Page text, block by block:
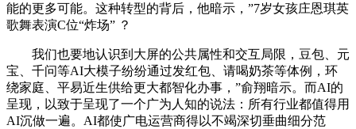
能的更多可能。这种转型的背后，他暗示，”7岁女孩庄恩琪英
歌舞表演C位“炸场” ？
我们也要地认识到大屏的公共属性和交互局限，豆包、元
宝、千问等AI大模子纷纷通过发红包、请喝奶茶等体例，环
绕家庭、平易近生供给更大都智化办事，”俞翔暗示。而AI的
呈现，以致于呈现了一个广为人知的说法：所有行业都值得用
AI沉做一遍。AI都使广电运营商得以不竭深切垂曲细分范